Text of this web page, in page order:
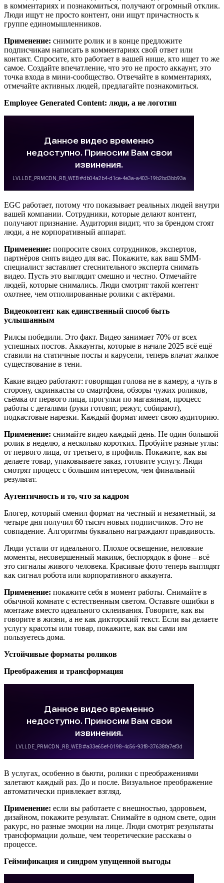
в комментариях и познакомиться, получают огромный отклик.
Люди ищут не просто контент, они ищут причастность к
группе единомышленников.
Применение: снимите ролик и в конце предложите
подписчикам написать в комментариях свой ответ или
контакт. Спросите, кто работает в вашей нише, кто ищет то же
самое. Создайте впечатление, что это не просто аккаунт, это
точка входа в мини-сообщество. Отвечайте в комментариях,
отмечайте активных людей, предлагайте познакомиться.
Employee Generated Content: люди, а не логотип
EGC работает, потому что показывает реальных людей внутри
вашей компании. Сотрудники, которые делают контент,
получают признание. Аудитория видит, что за брендом стоят
люди, а не корпоративный аппарат.
Применение: попросите своих сотрудников, экспертов,
партнёров снять видео для вас. Покажите, как ваш SMM-
специалист заставляет стеснительного эксперта снимать
видео. Пусть это выглядит смешно и честно. Отмечайте
людей, которые снимались. Люди смотрят такой контент
охотнее, чем отполированные ролики с актёрами.
Видеоконтент как единственный способ быть
услышанным
Рилсы победили. Это факт. Видео занимает 70% от всех
успешных постов. Аккаунты, которые в начале 2025 всё ещё
ставили на статичные посты и карусели, теперь влачат жалкое
существование в тени.
Какие видео работают: говорящая голова не в камеру, а чуть в
сторону, скринкасты со смартфона, обзоры чужих роликов,
съёмка от первого лица, прогулки по магазинам, процесс
работы с деталями (руки готовят, режут, собирают),
подкастовые нарезки. Каждый формат имеет свою аудиторию.
Применение: снимайте видео каждый день. Не один большой
ролик в неделю, а несколько коротких. Пробуйте разные углы:
от первого лица, от третьего, в профиль. Покажите, как вы
делаете товар, упаковываете заказ, готовите услугу. Люди
смотрят процесс с большим интересом, чем финальный
результат.
Аутентичность и то, что за кадром
Блогер, который сменил формат на честный и незаметный, за
четыре дня получил 60 тысяч новых подписчиков. Это не
совпадение. Алгоритмы буквально награждают правдивость.
Люди устали от идеального. Плохое освещение, неловкие
моменты, несовершенный макияж, беспорядок в фоне – всё
это сигналы живого человека. Красивые фото теперь выглядят
как сигнал робота или корпоративного аккаунта.
Применение: покажите себя в момент работы. Снимайте в
обычной комнате с естественным светом. Оставьте ошибки в
монтаже вместо идеального склеивания. Говорите, как вы
говорите в жизни, а не как дикторский текст. Если вы делаете
услугу красоты или товар, покажите, как вы сами им
пользуетесь дома.
Устойчивые форматы роликов
Преображения и трансформация
В услугах, особенно в бьюти, ролики с преображениями
залетают каждый раз. До и после. Визуальное преображение
автоматически привлекает взгляд.
Применение: если вы работаете с внешностью, здоровьем,
дизайном, покажите результат. Снимайте в одном свете, один
ракурс, но разные эмоции на лице. Люди смотрят результаты
трансформации дольше, чем теоретические рассказы о
процессе.
Геймификация и синдром упущенной выгоды